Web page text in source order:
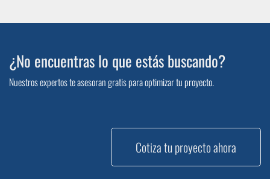
¿No encuentras lo que estás buscando?
Nuestros expertos te asesoran gratis para optimizar tu proyecto.
Cotiza tu proyecto ahora